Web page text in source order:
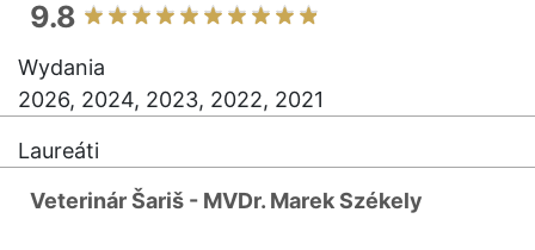
9.8
Wydania
2026, 2024, 2023, 2022, 2021
Laureáti
Veterinár Šariš - MVDr. Marek Székely